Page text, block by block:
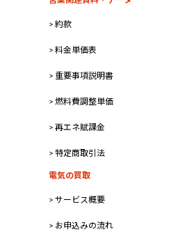
> 約款
> 料金単価表
> 重要事項説明書
> 燃料費調整単価
> 再エネ賦課金
> 特定商取引法
電気の買取
> サービス概要
> お申込みの流れ